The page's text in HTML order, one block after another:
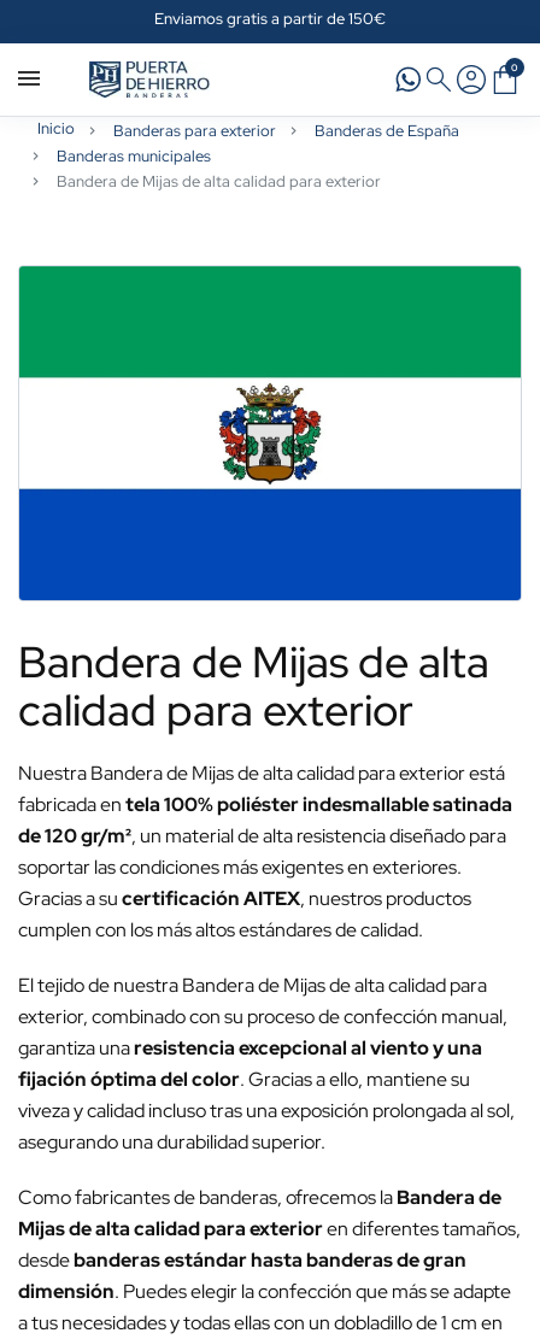
Enviamos gratis a partir de 150€
0
Inicio Banderas para exterior
Banderas de España
Banderas municipales
Bandera de Mijas de alta calidad para exterior
Bandera de Mijas de alta
calidad para exterior
Nuestra Bandera de Mijas de alta calidad para exterior está
fabricada entela 100% poliéster indesmallable satinada
de 120 gr/m², un material de alta resistencia diseñado para
soportar las condiciones más exigentes en exteriores.
Gracias a sucertificación AITEX, nuestros productos
cumplen con los más altos estándares de calidad.
El tejido de nuestra Bandera de Mijas de alta calidad para
exterior, combinado con su proceso de confección manual,
garantiza unaresistencia excepcional al viento y una
fijación óptima del color. Gracias a ello, mantiene su
viveza y calidad incluso tras una exposición prolongada al sol,
asegurando una durabilidad superior.
Como fabricantes de banderas, ofrecemos laBandera de
Mijas de alta calidad para exterioren diferentes tamaños,
desdebanderas estándar hasta banderas de gran
dimensión. Puedes elegir la confección que más se adapte
a tus necesidades y todas ellas con un dobladillo de 1 cm en